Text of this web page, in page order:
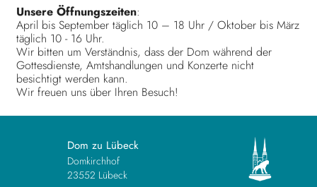
Unsere Öffnungszeiten:
April bis September täglich 10 – 18 Uhr / Oktober bis März
täglich 10 - 16 Uhr.
Wir bitten um Verständnis, dass der Dom während der
Gottesdienste, Amtshandlungen und Konzerte nicht
besichtigt werden kann.
Wir freuen uns über Ihren Besuch!
Dom zu Lübeck
Domkirchhof
23552 Lübeck